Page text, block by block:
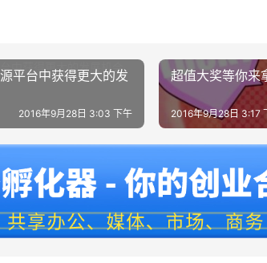
平台中获得更大的发
2016年9月28日 3:03 下午
超值大奖等你来
2016年9月28日 3:17